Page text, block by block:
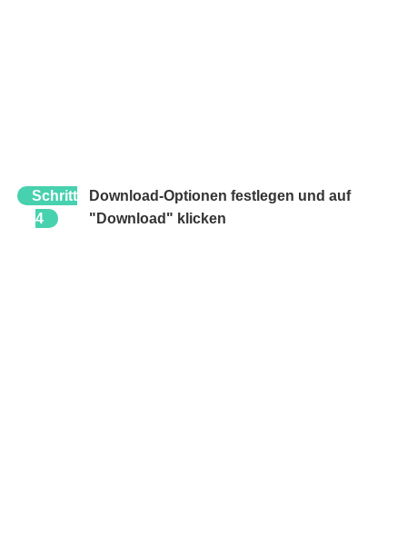
Schritt
4
Download-Optionen festlegen und auf
"Download" klicken